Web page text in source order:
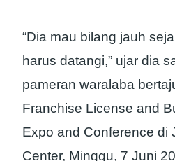
“Dia mau bilang jauh
harus datangi,” ujar dia
pameran waralaba
Franchise License and
Expo and Conference di
Center, Minggu, 7 Juni